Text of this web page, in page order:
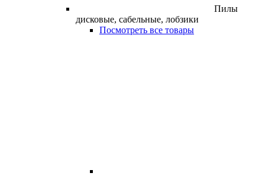
Пилы
дисковые, сабельные, лобзики
Посмотреть все товары